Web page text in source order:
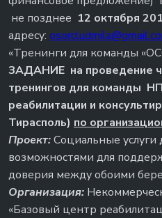
не позднее 12 октября
адресу:
«Тренинги для команды
ЗАДАНИЕ на проведение
тренингов для команды
реабилитации и
Тирасполь) по
Проект:Социальные
возможностями для
доверия между обоими
Организация:
«Базовый центр